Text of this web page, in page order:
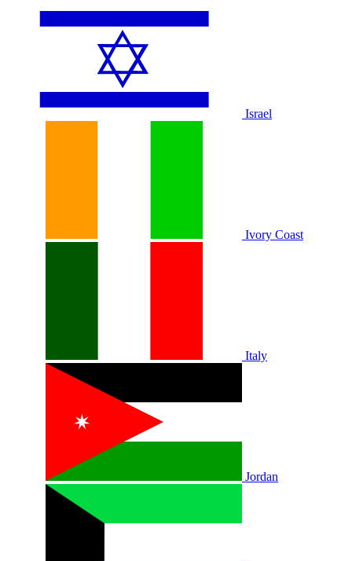
Israel
Ivory Coast
Italy
Jordan